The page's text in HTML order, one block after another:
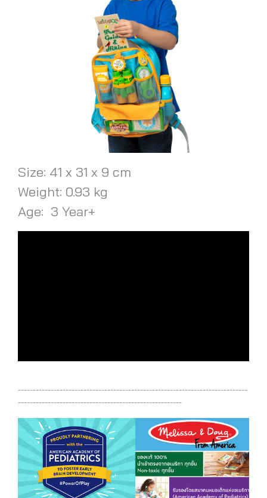
Size: 41 x 31 x 9 cm
Weight: 0.93 kg
Age: 3 Year+
-----------------------------------------------------------------------------
-------------------------------------------------------